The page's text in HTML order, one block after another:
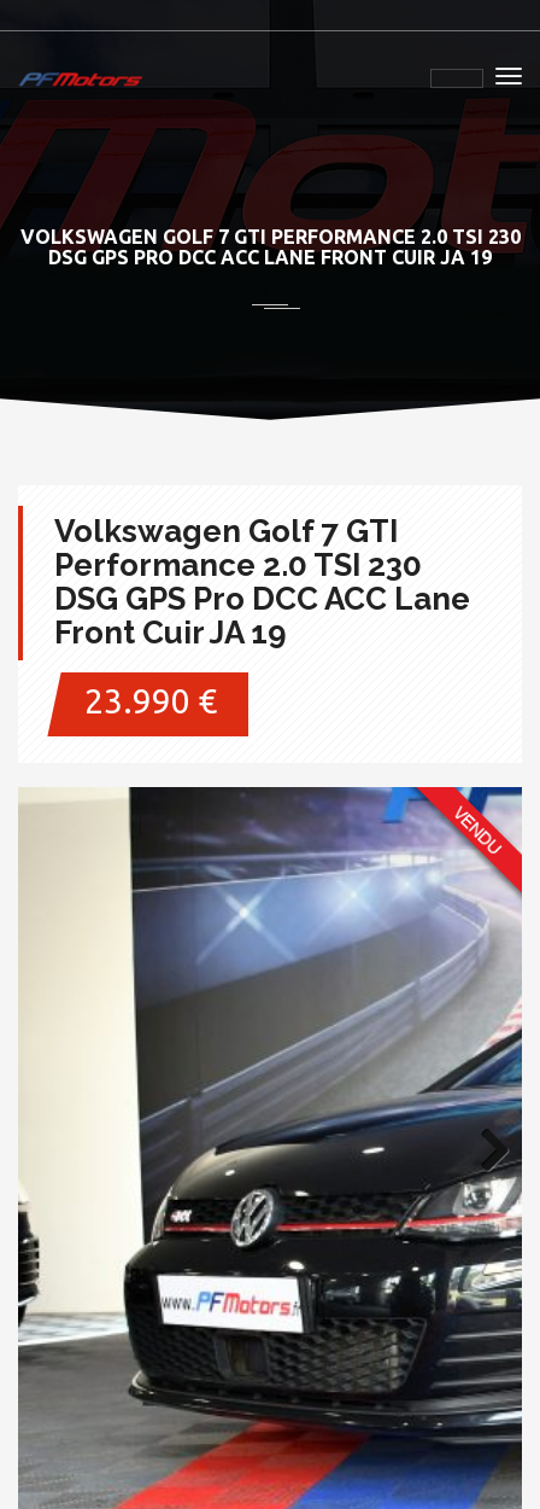
VOLKSWAGEN GOLF 7 GTI PERFORMANCE 2.0 TSI 230
DSG GPS PRO DCC ACC LANE FRONT CUIR JA 19
Volkswagen Golf 7 GTI
Performance 2.0 TSI 230
DSG GPS Pro DCC ACC Lane
Front Cuir JA 19
23.990 €
Next